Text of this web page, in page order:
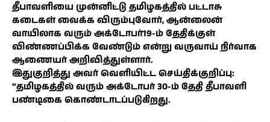
தீபாவளியை முன்னிட்டு தமிழகத்தில் பட்டாசு
கடைகள் வைக்க விரும்புவோர், ஆன்லைன்
வாயிலாக வரும் அக்டோபர்19-ம் தேதிக்குள்
விண்ணப்பிக்க வேண்டும் என்று வருவாய் நிர்வாக
ஆணையர் அறிவித்துள்ளார்.
இதுகுறித்து அவர் வெளியிட்ட செய்திக்குறிப்பு:
“தமிழகத்தில் வரும் அக்டோபர் 30-ம் தேதி தீபாவளி
பண்டிகை கொண்டாடப்படுகிறது.